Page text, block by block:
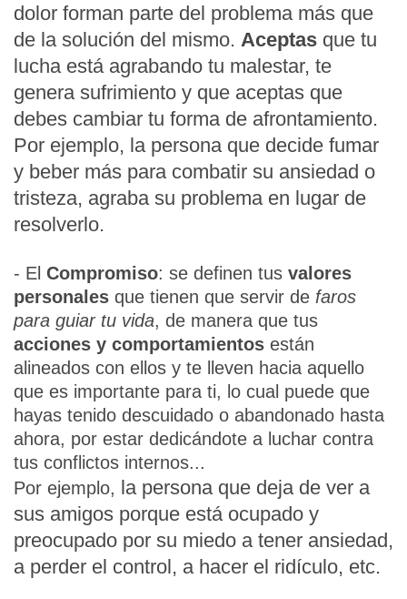
dolor forman parte del problema más que
de la solución del mismo. Aceptas que tu
lucha está agrabando tu malestar, te
genera sufrimiento y que aceptas que
debes cambiar tu forma de afrontamiento.
Por ejemplo, la persona que decide fumar
y beber más para combatir su ansiedad o
tristeza, agraba su problema en lugar de
resolverlo.
- El Compromiso: se definen tus valores
personales que tienen que servir de faros
para guiar tu vida, de manera que tus
acciones y comportamientos están
alineados con ellos y te lleven hacia aquello
que es importante para ti, lo cual puede que
hayas tenido descuidado o abandonado hasta
ahora, por estar dedicándote a luchar contra
tus conflictos internos...
Por ejemplo, la persona que deja de ver a
sus amigos porque está ocupado y
preocupado por su miedo a tener ansiedad,
a perder el control, a hacer el ridículo, etc.